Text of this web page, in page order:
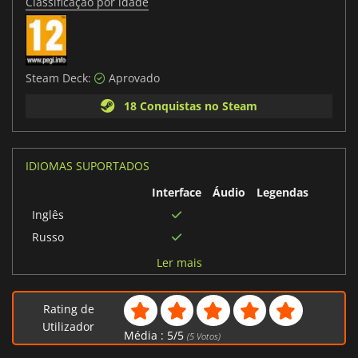
Steam Deck:
Aprovado
18 Conquistas no Steam
IDIOMAS SUPORTADOS
Interface
Áudio
Legendas
Inglês
Russo
Francês
Japonês
Espanhol
Ler mais
Rating de
Utilizador
Média : 5/5 (5Votos)